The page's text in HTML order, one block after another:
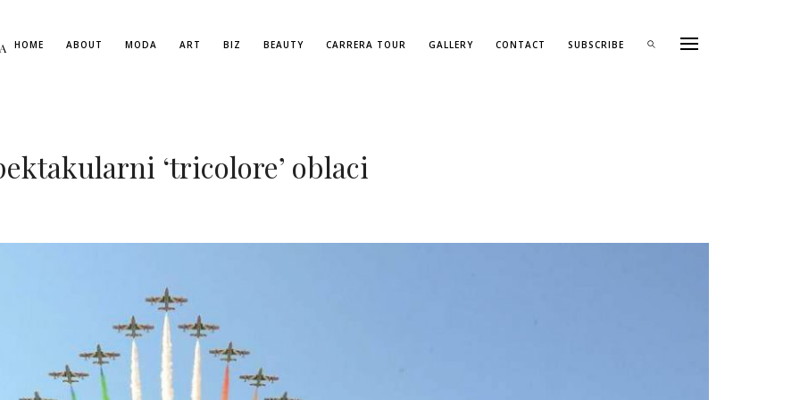
HOME ABOUT MODA ART BIZ BEAUTY CARRERA TOUR GALLERY CONTACT SUBSCRIBE
‘tricolore’ oblaci